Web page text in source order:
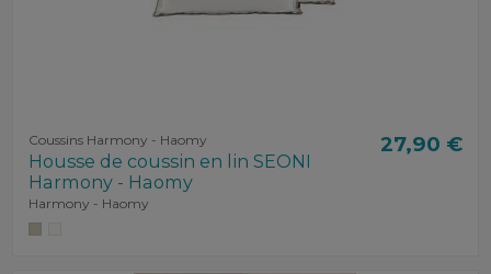
Coussins Harmony - Haomy
Housse de coussin en lin SEONI
Harmony - Haomy
Harmony - Haomy
27,90 €